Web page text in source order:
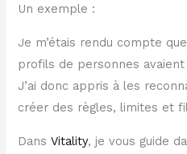
Un exemple :
Je m’étais rendu compte
profils de personnes
J’ai donc appris à les
créer des règles, limites et
Dans​Vitality​, je vous guide